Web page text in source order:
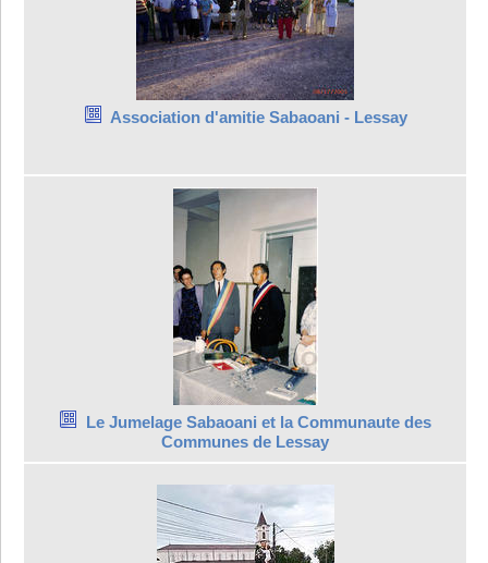
Association d'amitie Sabaoani - Lessay
Le Jumelage Sabaoani et la Communaute des
Communes de Lessay